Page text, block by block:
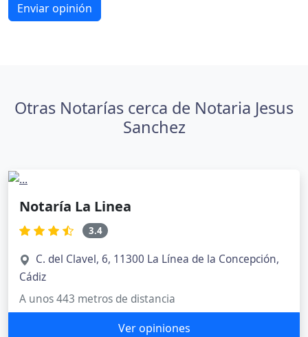
Enviar opinión
Otras Notarías cerca de Notaria Jesus
Sanchez
Notaría La Linea
3.4
C. del Clavel, 6, 11300 La Línea de la Concepción,
Cádiz
A unos 443 metros de distancia
Ver opiniones